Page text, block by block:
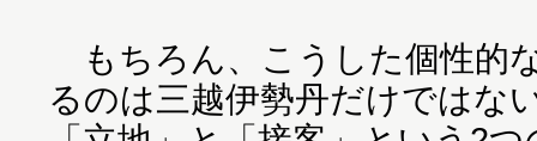
もちろん、こうした個性的
るのは三越伊勢丹だけではな